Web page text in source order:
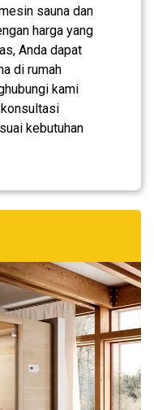
sauna dan
harga yang
Anda dapat
di rumah
kami
kebutuhan